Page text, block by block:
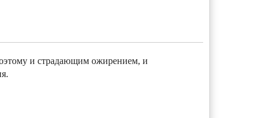
и страдающим ожирением, и